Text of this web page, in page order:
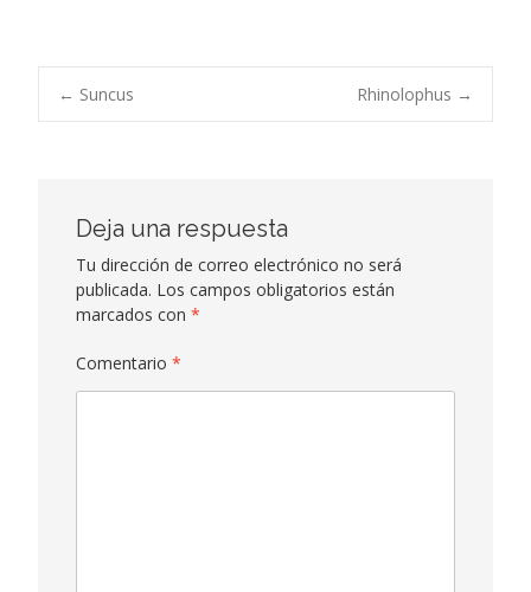
Navegación
entradas
← Suncus Rhinolophus →
Deja una respuesta
Tu dirección de correo electrónico no será
publicada. Los campos obligatorios están
marcados con *
Comentario *